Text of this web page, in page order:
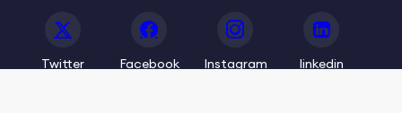
Twitter Facebook Instagram linkedin